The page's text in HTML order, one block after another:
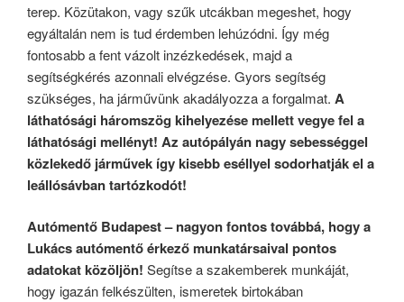
terep. Közütakon, vagy szűk utcákban megeshet, hogy
egyáltalán nem is tud érdemben lehúzódni. Így még
fontosabb a fent vázolt inzézkedések, majd a
segítségkérés azonnali elvégzése. Gyors segítség
szükséges, ha járművünk akadályozza a forgalmat. A
láthatósági háromszög kihelyezése mellett vegye fel a
láthatósági mellényt! Az autópályán nagy sebességgel
közlekedő járművek így kisebb eséllyel sodorhatják el a
leállósávban tartózkodót!
Autómentő Budapest – nagyon fontos továbbá, hogy a
Lukács autómentő érkező munkatársaival pontos
adatokat közöljön! Segítse a szakemberek munkáját,
hogy igazán felkészülten, ismeretek birtokában